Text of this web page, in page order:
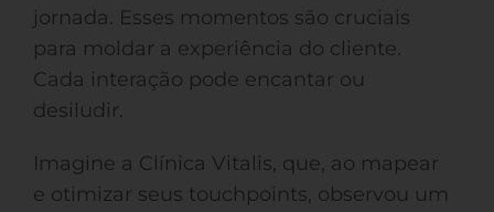
jornada. Esses momentos são cruciais
para moldar a experiência do cliente.
Cada interação pode encantar ou
desiludir.
Imagine a Clínica Vitalis, que, ao mapear
e otimizar seus touchpoints, observou um